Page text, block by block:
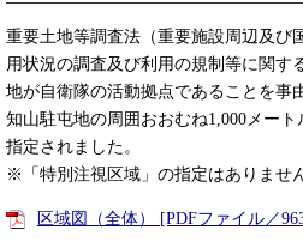
重要土地等調査法（重要施設周辺及び
用状況の調査及び利用の規制等に関す
地が自衛隊の活動拠点であることを事
知山駐屯地の周囲おおむね1,000メー
指定されました。
※「特別注視区域」の指定はありませ
区域図（全体） [PDFファイル／